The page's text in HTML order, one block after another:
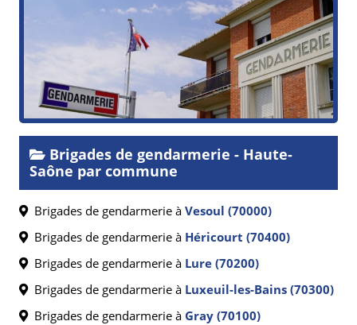
Brigades de gendarmerie - Haute-
Saône par commune
Brigades de gendarmerie à Vesoul (70000)
Brigades de gendarmerie à Héricourt (70400)
Brigades de gendarmerie à Lure (70200)
Brigades de gendarmerie à Luxeuil-les-Bains (70300)
Brigades de gendarmerie à Gray (70100)